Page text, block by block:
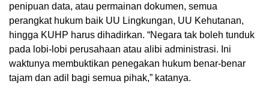
penipuan data, atau permainan dokumen, semua
perangkat hukum baik UU Lingkungan, UU Kehutanan,
hingga KUHP harus dihadirkan. “Negara tak boleh tunduk
pada lobi-lobi perusahaan atau alibi administrasi. Ini
waktunya membuktikan penegakan hukum benar-benar
tajam dan adil bagi semua pihak,” katanya.